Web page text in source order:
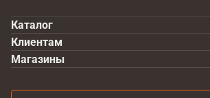
Каталог
Клиентам
Магазины